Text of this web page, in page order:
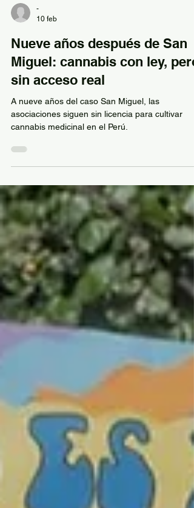
10 feb
Nueve años después de San
Miguel: cannabis con ley, pero
sin acceso real
A nueve años del caso San Miguel, las
cannabis medicinal en el Perú.